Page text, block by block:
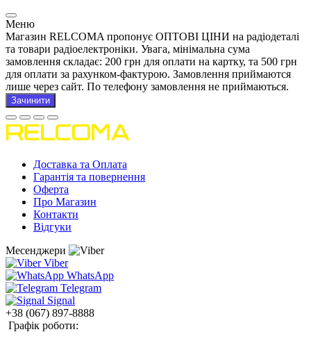
Меню
Магазин RELCOMA пропонує ОПТОВІ ЦІНИ на радіодеталі
та товари радіоелектроніки. Увага, мінімальна сума
замовлення складає: 200 грн для оплати на картку, та 500 грн
для оплати за рахунком-фактурою. Замовлення приймаются
лише через сайт. По телефону замовлення не приймаються.
Зачинити
Доставка та Оплата
Гарантія та повернення
Оферта
Про Магазин
Контакти
Відгуки
Месенджери
Viber
WhatsApp
Telegram
Signal
+38 (067) 897-8888
Графік роботи: